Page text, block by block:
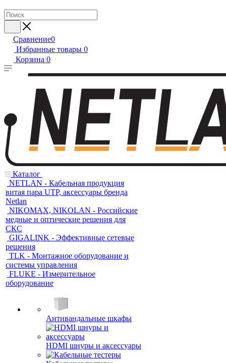
Сравнение0
Избранные товары 0
Корзина 0
Каталог
NETLAN - Кабельная продукция
витая пара UTP, аксессуары бренда
Netlan
NIKOMAX, NIKOLAN - Российские
медные и оптические решения для
СКС
GIGALINK - Эффективные сетевые
решения
TLK - Монтажное оборудование и
системы управления
FLUKE - Измерительное
оборудование
Антивандальные шкафы
HDMI шнуры и аксессуары